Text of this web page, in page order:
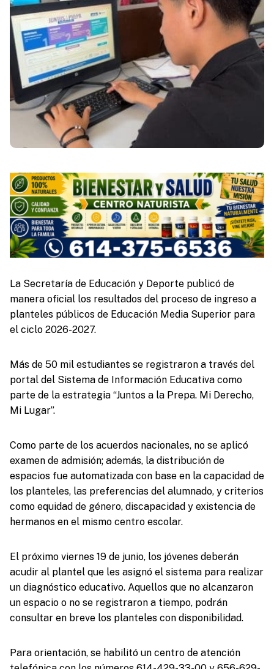
La Secretaría de Educación y Deporte publicó de
manera oficial los resultados del proceso de ingreso a
planteles públicos de Educación Media Superior para
el ciclo 2026-2027.
Más de 50 mil estudiantes se registraron a través del
portal del Sistema de Información Educativa como
parte de la estrategia “Juntos a la Prepa. Mi Derecho,
Mi Lugar”.
Como parte de los acuerdos nacionales, no se aplicó
examen de admisión; además, la distribución de
espacios fue automatizada con base en la capacidad de
los planteles, las preferencias del alumnado, y criterios
como equidad de género, discapacidad y existencia de
hermanos en el mismo centro escolar.
El próximo viernes 19 de junio, los jóvenes deberán
acudir al plantel que les asignó el sistema para realizar
un diagnóstico educativo. Aquellos que no alcanzaron
un espacio o no se registraron a tiempo, podrán
consultar en breve los planteles con disponibilidad.
Para orientación, se habilitó un centro de atención